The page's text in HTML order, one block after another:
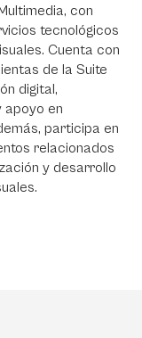
con
tecnológicos
Cuenta con
de la Suite
digital,
apoyo en
participa en
relacionados
y desarrollo